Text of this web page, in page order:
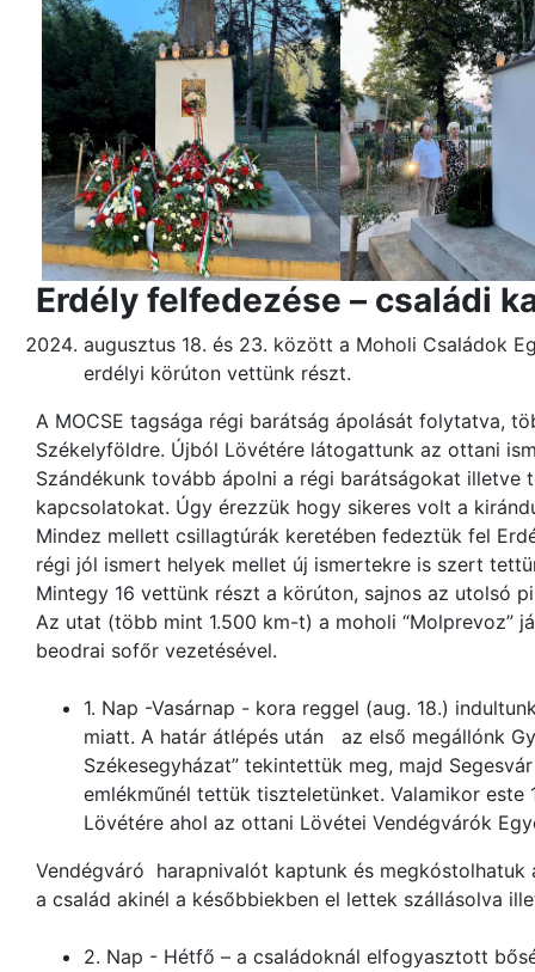
Erdély felfedezése – családi
augusztus 18. és 23. között a Moholi Családok
erdélyi körúton vettünk részt.
A MOCSE tagsága régi barátság ápolását folytatva,
Székelyföldre. Újból Lövétére látogattunk az ottani
Szándékunk tovább ápolni a régi barátságokat illetve
kapcsolatokat. Úgy érezzük hogy sikeres volt a
Mindez mellett csillagtúrák keretében fedeztük fel
régi jól ismert helyek mellet új ismertekre is szert
Mintegy 16 vettünk részt a körúton, sajnos az utolsó
Az utat (több mint 1.500 km-t) a moholi “Molprevoz”
beodrai sofőr vezetésével.
1. Nap -Vasárnap - kora reggel (aug. 18.)
miatt. A határ átlépés után az első megállónk
Székesegyházat” tekintettük meg, majd
emlékműnél tettük tiszteletünket. Valamikor este
Lövétére ahol az ottani Lövétei Vendégvárók
Vendégváró harapnivalót kaptunk és
a család akinél a későbbiekben el lettek szállásolva
2. Nap - Hétfő – a családoknál elfogyasztott